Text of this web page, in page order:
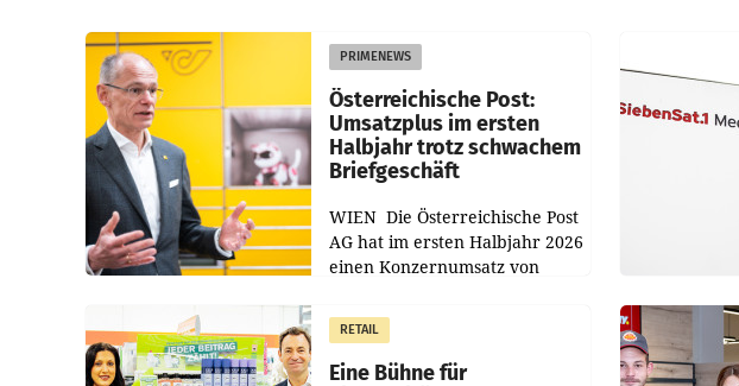
PRIMENEWS
Österreichische Post:
Umsatzplus im ersten
Halbjahr trotz schwachem
Briefgeschäft
WIEN Die Österreichische Post
AG hat im ersten Halbjahr 2026
einen Konzernumsatz von
erwirtschaftet, was einem Plus
von 3,8 Prozent gegenüber
dem Vergleichszeitraum
RETAIL
Eine Bühne für